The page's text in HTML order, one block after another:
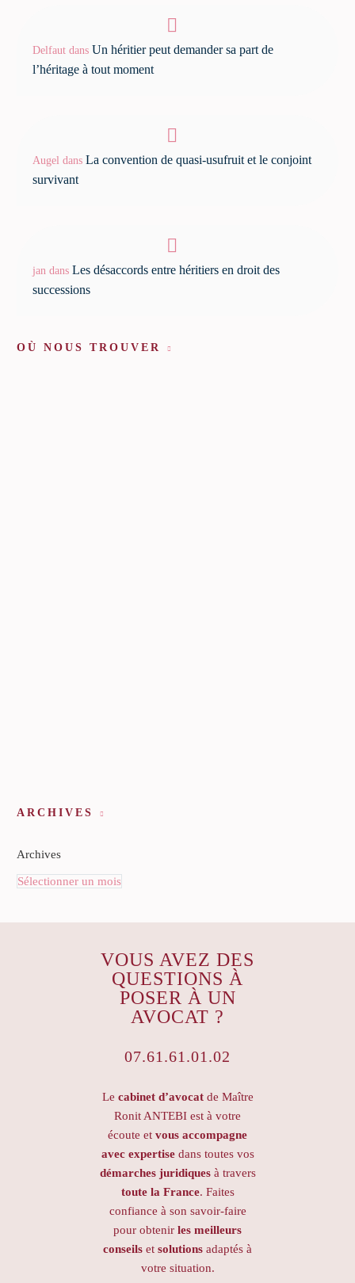
Delfaut dans Un héritier peut demander sa part de
l’héritage à tout moment
Augel dans La convention de quasi-usufruit et le conjoint
survivant
jan dans Les désaccords entre héritiers en droit des
successions
OÙ NOUS TROUVER
ARCHIVES
Archives
Sélectionner un mois
VOUS AVEZ DES
QUESTIONS À
POSER À UN
AVOCAT ?
07.61.61.01.02
Le cabinet d’avocatde Maître
Ronit ANTEBI est à votre
écoute et vous accompagne
avec expertisedans toutes vos
démarches juridiquesà travers
toute la France. Faites
confiance à son savoir-faire
pour obtenir les meilleurs
conseils et solutions adaptés à
votre situation.